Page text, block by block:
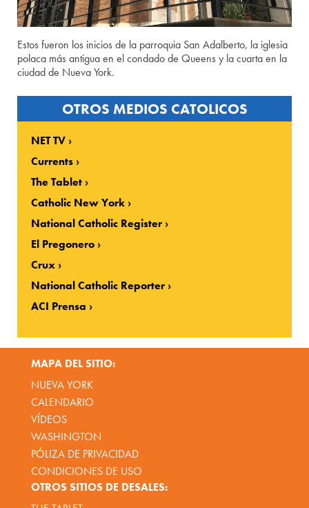
Estos fueron los inicios de la parroquia San Adalberto, la iglesia
polaca más antigua en el condado de Queens y la cuarta en la
ciudad de Nueva York.
OTROS MEDIOS CATOLICOS
NET TV
Currents
The Tablet
Catholic New York
National Catholic Register
El Pregonero
Crux
National Catholic Reporter
ACI Prensa
MAPA DEL SITIO:
NUEVA YORK
CALENDARIO
VÍDEOS
WASHINGTON
PÓLIZA DE PRIVACIDAD
CONDICIONES DE USO
OTROS SITIOS DE DESALES: